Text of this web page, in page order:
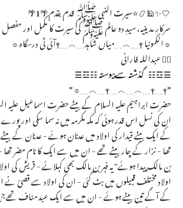
🤍✨🕌📿⭐️سیرت النبی ﷺ قدم بقدم🌴𝟏🌴
سرکارِ مدینیہ، سیدِ دو عالم ﷺ کی سیرت کا مکمل اور مفصل
☼الکمونیا ⲯ﹍︿﹍میاں شاہد﹍︿﹍ⲯآئی ٹی درسگاہ☼
✍🏻 عبداللہ فارانی
☰☲☷ گذشتہ سے پیوستہ ☷☲☰
*ⲯ﹍︿﹍︿﹍ⲯ﹍ⲯ﹍︿﹍☼*
ان کی نسل اس قدر ہوئی کہ مکہ مکرمہ میں نہ سما سکی اور
کے ایک بیٹے قیدار کی اولاد میں عدنان ہوئے - عدنان کے
تھا - نزار کے چار بیٹے تھے - ان میں سے ایک کا نام مضر
بن مالک پیدا ہوئے" یہ فہر بن مالک بھی کہلائے - قریش کی
اولاد مختلف قبیلوں میں بٹ گئی - ان کی اولاد سے قصیّ نے
کے آگے تین بیٹے ہوئے - ان میں سے ایک عبد مناف تھے